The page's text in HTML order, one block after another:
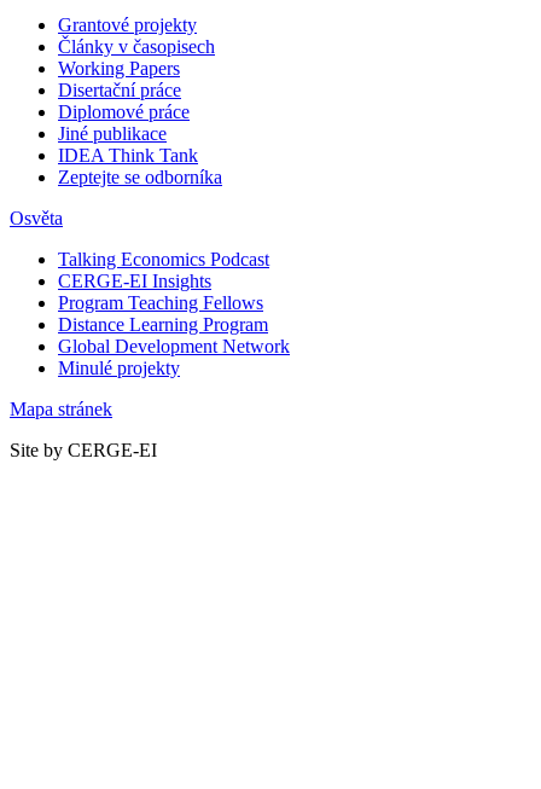
Grantové projekty
Články v časopisech
Working Papers
Disertační práce
Diplomové práce
Jiné publikace
IDEA Think Tank
Zeptejte se odborníka
Osvěta
Talking Economics Podcast
CERGE-EI Insights
Program Teaching Fellows
Distance Learning Program
Global Development Network
Minulé projekty
Mapa stránek
Site by CERGE-EI